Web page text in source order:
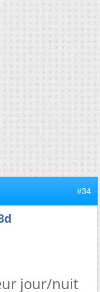
#34
jour/nuit